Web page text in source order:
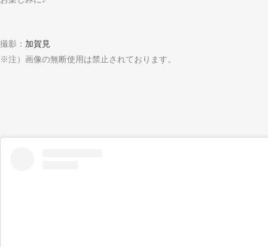
撮影： 加賀見
※注）画像の無断使用は禁止されております。